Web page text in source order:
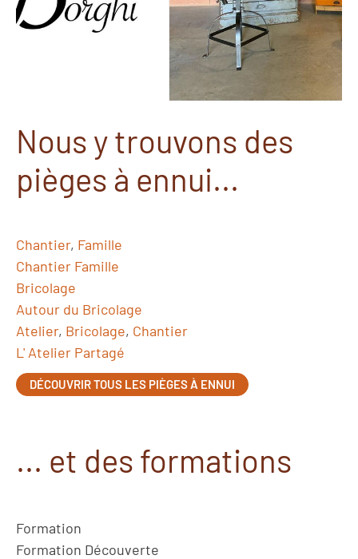
Nous y trouvons des
pièges à ennui...
Chantier, Famille
Chantier Famille
Bricolage
Autour du Bricolage
Atelier, Bricolage, Chantier
L' Atelier Partagé
DÉCOUVRIR TOUS LES PIÈGES À ENNUI
... et des formations
Formation
Formation Découverte